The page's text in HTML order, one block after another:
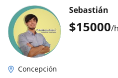
$15000/h
Sebastián
Concepción